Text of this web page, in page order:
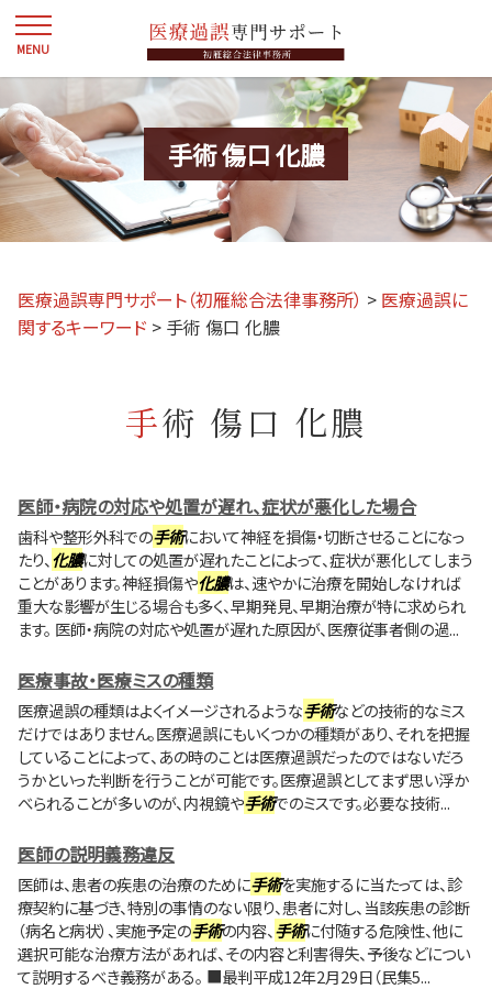
手術 傷口 化膿
医療過誤専門サポート（初雁総合法律事務所） > 医療過誤に
関するキーワード > 手術 傷口 化膿
手術 傷口 化膿
医師・病院の対応や処置が遅れ、症状が悪化した場合
歯科や整形外科での手術において神経を損傷・切断させることになっ
たり、化膿に対しての処置が遅れたことによって、症状が悪化してしまう
ことがあります。神経損傷や化膿は、速やかに治療を開始しなければ
重大な影響が生じる場合も多く、早期発見、早期治療が特に求められ
ます。 医師・病院の対応や処置が遅れた原因が、医療従事者側の過...
医療事故・医療ミスの種類
医療過誤の種類はよくイメージされるような手術などの技術的なミス
だけではありません。医療過誤にもいくつかの種類があり、それを把握
していることによって、あの時のことは医療過誤だったのではないだろ
うかといった判断を行うことが可能です。医療過誤としてまず思い浮か
べられることが多いのが、内視鏡や手術でのミスです。必要な技術...
医師の説明義務違反
医師は、患者の疾患の治療のために手術を実施するに当たっては、診
療契約に基づき、特別の事情のない限り、患者に対し、当該疾患の診断
（病名と病状）、実施予定の手術の内容、手術に付随する危険性、他に
選択可能な治療方法があれば、その内容と利害得失、予後などについ
て説明するべき義務がある。 ■最判平成12年2月29日（民集5...